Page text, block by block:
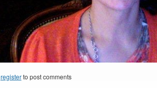
registerto post comments